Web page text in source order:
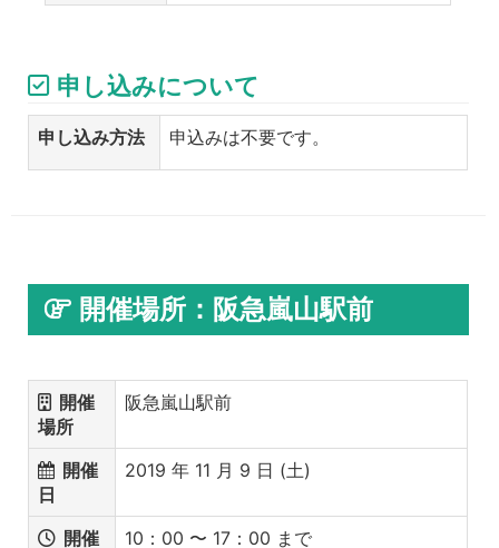
申し込みについて
申し込み方法 申込みは不要です。
開催場所：阪急嵐山駅前
開催
場所
阪急嵐山駅前
開催
日
2019 年 11 月 9 日 (土)
開催
10：00 〜 17：00 まで